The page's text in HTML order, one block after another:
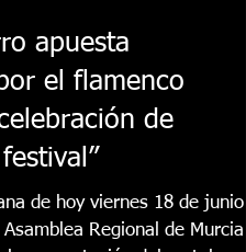
apuesta
el flamenco